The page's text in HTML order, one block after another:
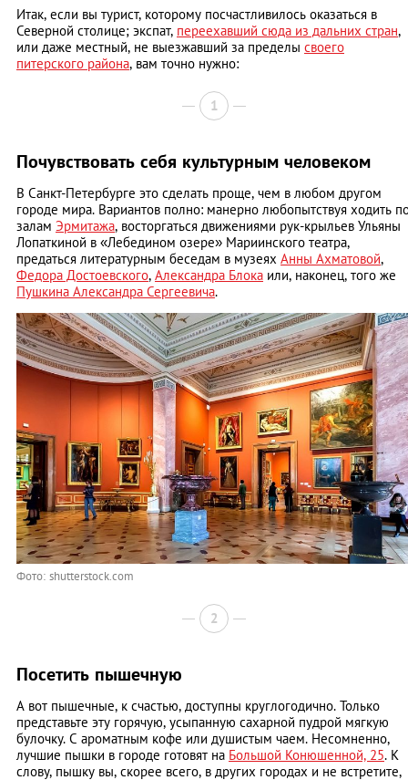
Итак, если вы турист, которому посчастливилось оказаться в
Северной столице; экспат, переехавший сюда из дальних стран,
или даже местный, не выезжавший за пределы своего
питерского района, вам точно нужно:
1
Почувствовать себя культурным человеком
В Санкт-Петербурге это сделать проще, чем в любом другом
городе мира. Вариантов полно: манерно любопытствуя ходить
залам Эрмитажа, восторгаться движениями рук-крыльев Ульяны
Лопаткиной в «Лебедином озере» Мариинского театра,
предаться литературным беседам в музеях Анны Ахматовой,
Федора Достоевского, Александра Блока или, наконец, того же
Пушкина Александра Сергеевича.
Фото: shutterstock.com
2
Посетить пышечную
А вот пышечные, к счастью, доступны круглогодично. Только
представьте эту горячую, усыпанную сахарной пудрой мягкую
булочку. С ароматным кофе или душистым чаем. Несомненно,
лучшие пышки в городе готовят на Большой Конюшенной, 25. К
слову, пышку вы, скорее всего, в других городах и не встретите,